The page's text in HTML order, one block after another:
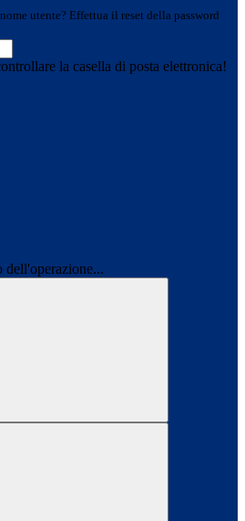
utente? Effettua il reset della password
la casella di posta elettronica!
dell'operazione...